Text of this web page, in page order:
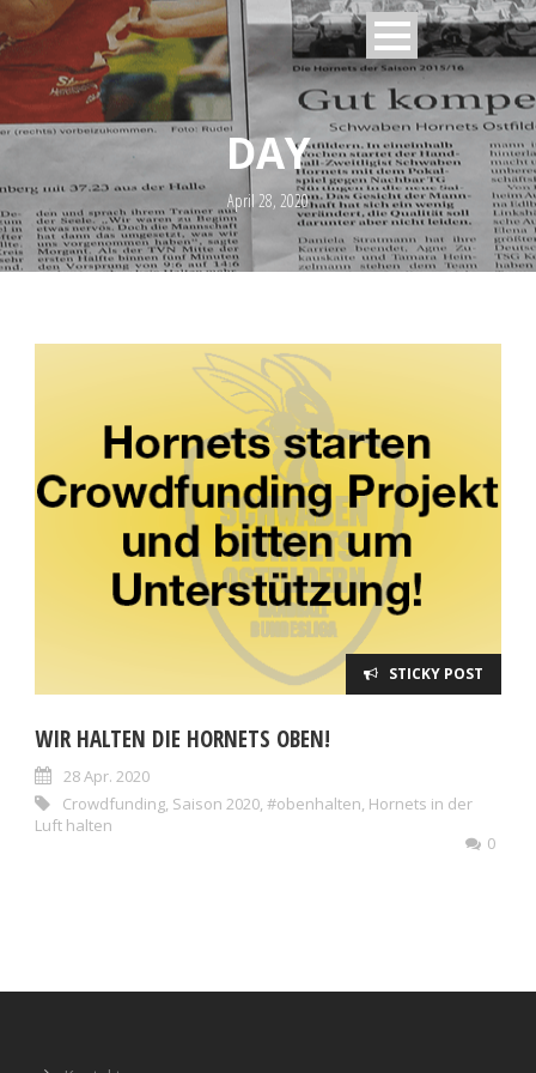
DAY
April 28, 2020
STICKY POST
WIR HALTEN DIE HORNETS OBEN!
28 Apr. 2020
Crowdfunding Saison 2020 #obenhalten Hornets in der
Luft halten
0